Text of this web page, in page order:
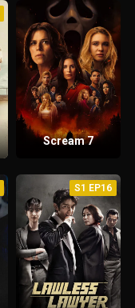
Scream 7
S1 EP16